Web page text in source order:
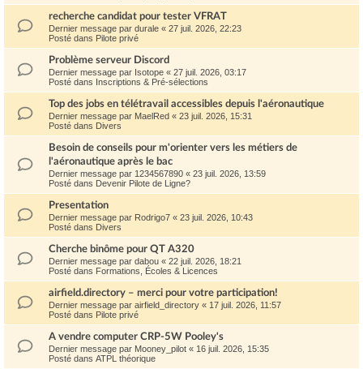
recherche candidat pour tester VFRAT
Dernier message par durale « 27 juil. 2026, 22:23
Posté dans Pilote privé
Problème serveur Discord
Dernier message par Isotope « 27 juil. 2026, 03:17
Posté dans Inscriptions & Pré-sélections
Top des jobs en télétravail accessibles depuis l'aéronautique
Dernier message par MaelRed « 23 juil. 2026, 15:31
Posté dans Divers
Besoin de conseils pour m'orienter vers les métiers de
l'aéronautique après le bac
Dernier message par 1234567890 « 23 juil. 2026, 13:59
Posté dans Devenir Pilote de Ligne?
Presentation
Dernier message par Rodrigo7 « 23 juil. 2026, 10:43
Posté dans Divers
Cherche binôme pour QT A320
Dernier message par dabou « 22 juil. 2026, 18:21
Posté dans Formations, Écoles & Licences
airfield.directory – merci pour votre participation!
Dernier message par airfield_directory « 17 juil. 2026, 11:57
Posté dans Pilote privé
A vendre computer CRP-5W Pooley's
Dernier message par Mooney_pilot « 16 juil. 2026, 15:35
Posté dans ATPL théorique